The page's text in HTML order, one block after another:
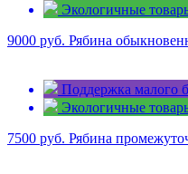
Экологичные
9000 руб. Рябина
Поддержка малого
Экологичные
7500 руб. Рябина